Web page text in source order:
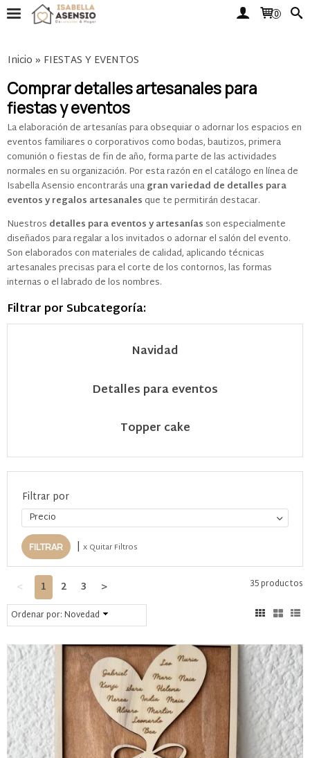
0
Inicio » FIESTAS Y EVENTOS
Comprar detalles artesanales para
fiestas y eventos
La elaboración de artesanías para obsequiar o adornar los espacios en
eventos familiares o corporativos como bodas, bautizos, primera
comunión o fiestas de fin de año, forma parte de las actividades
normales en su organización. Por esta razón en el catálogo en línea de
Isabella Asensio encontrarás unagran variedad de detalles para
eventos y regalos artesanales que te permitirán destacar.
Nuestros detalles para eventos y artesaníasson especialmente
diseñados para regalar a los invitados o adornar el salón del evento.
Son elaborados con materiales de calidad, aplicando técnicas
artesanales precisas para el corte de los contornos, las formas
internas o el labrado de los nombres.
Filtrar por Subcategoría:
Navidad
Detalles para eventos
Topper cake
Filtrar por
Precio
| x Quitar Filtros
< 1 2 3 > 35 productos
Ordenar por:Novedad